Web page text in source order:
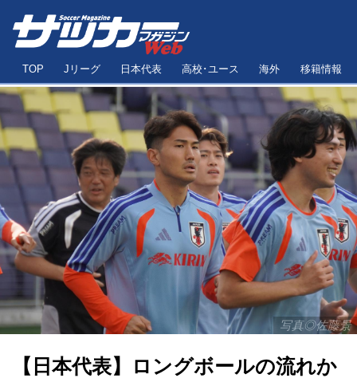
TOP Jリーグ 日本代表 高校･ユース 海外 移籍情報
写真◎佐藤景
【日本代表】ロングボールの流れか